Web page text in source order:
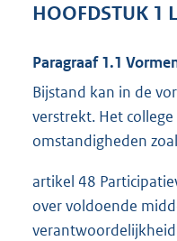
HOOFDSTUK 1
Paragraaf 1.1
Bijstand kan in de
verstrekt. Het
omstandigheden
artikel 48
over voldoende